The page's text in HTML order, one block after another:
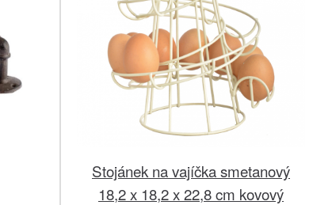
Stojánek na vajíčka smetanový
18,2 x 18,2 x 22,8 cm kovový